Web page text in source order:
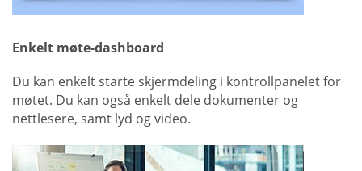
Enkelt møte-dashboard
Du kan enkelt starte skjermdeling i kontrollpanelet for
møtet. Du kan også enkelt dele dokumenter og
nettlesere, samt lyd og video.